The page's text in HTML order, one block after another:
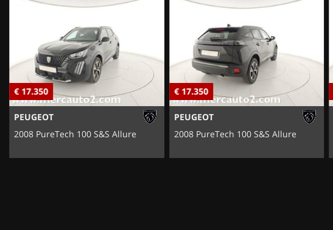
NOLEGGIO BREVE TERMINE
CONTATTI
€ 17.350
PEUGEOT
2008 PureTech 100 S&S Allure
€ 17.350
PEUGEOT
2008 PureTech 100 S&S Allure